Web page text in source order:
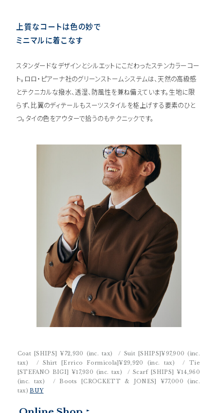
Coat [SHIPS]¥72,930 (inc. tax) / Suit [SHIPS]¥97,900 (inc.
tax)
/ Shirt [Errico Formicola]¥29,920 (inc. tax)
/ Tie
[STEFANO BIGI] ¥17,930 (inc. tax) / Scarf [SHIPS] ¥14,960
(inc. tax)
/ Boots [CROCKETT & JONES] ¥77,000 (inc.
tax)BUY
上質なコートは色の妙で
ミニマルに着こなす
スタンダードなデザインとシルエットにこだわったステンカラーコー
ト。ロロ・ピアーナ社のグリーンストームシステムは、天然の高級感
とテクニカルな撥水、透湿、防風性を兼ね備えています。生地に限
らず、比翼のディテールもスーツスタイルを格上げする要素のひと
つ。タイの色をアウターで拾うのもテクニックです。